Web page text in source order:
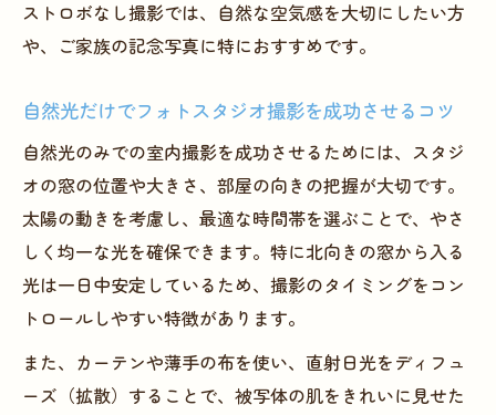
ストロボなし撮影では、自然な空気感を大切にしたい方
や、ご家族の記念写真に特におすすめです。
自然光だけでフォトスタジオ撮影を成功させるコツ
自然光のみでの室内撮影を成功させるためには、スタジ
オの窓の位置や大きさ、部屋の向きの把握が大切です。
太陽の動きを考慮し、最適な時間帯を選ぶことで、やさ
しく均一な光を確保できます。特に北向きの窓から入る
光は一日中安定しているため、撮影のタイミングをコン
トロールしやすい特徴があります。
また、カーテンや薄手の布を使い、直射日光をディフュ
ーズ（拡散）することで、被写体の肌をきれいに見せた